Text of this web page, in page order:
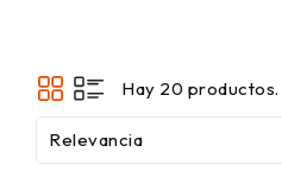
Hay 20 productos.
Relevancia